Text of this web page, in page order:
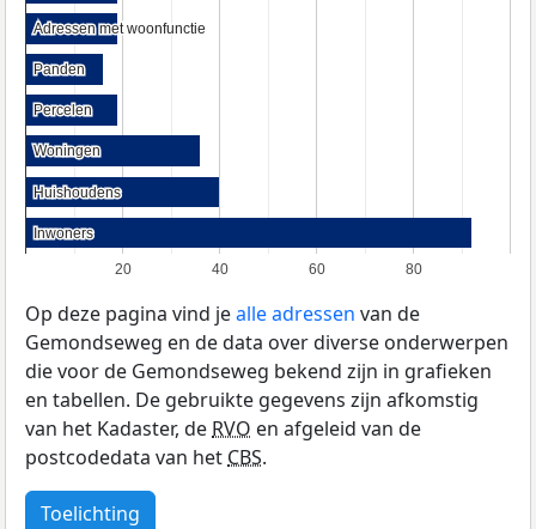
20 40 60 80
Adressen met woonfunctie
Adressen met woonfunctie
Panden
Panden
Percelen
Percelen
Woningen
Woningen
Huishoudens
Huishoudens
Inwoners
Inwoners
Op deze pagina vind jealle adressen van de
Gemondseweg en de data over diverse onderwerpen
die voor de Gemondseweg bekend zijn in grafieken
en tabellen. De gebruikte gegevens zijn afkomstig
van het Kadaster, deRVO en afgeleid van de
postcodedata van hetCBS.
Toelichting